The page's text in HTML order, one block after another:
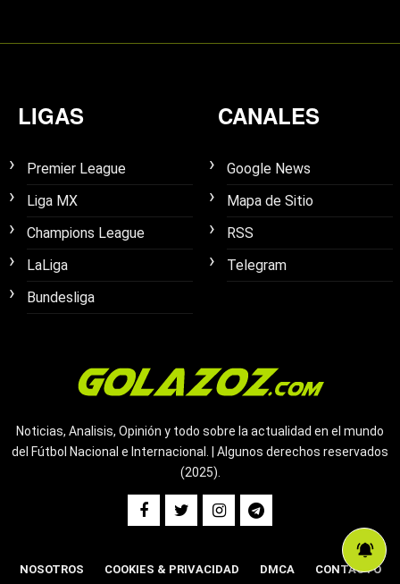
LIGAS
Premier League
Liga MX
Champions League
LaLiga
Bundesliga
CANALES
Google News
Mapa de Sitio
RSS
Telegram
Noticias, Analisis, Opinión y todo sobre la actualidad en el mundo
del Fútbol Nacional e Internacional. | Algunos derechos reservados
(2025).
NOSOTROS COOKIES & PRIVACIDAD DMCA CONTACTO